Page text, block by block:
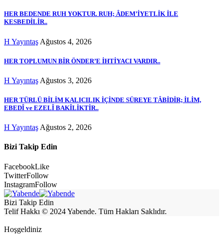
HER BEDENDE RUH YOKTUR. RUH; ÂDEM’İYETLİK İLE
KESBEDİLİR..
H Yayıntaş Ağustos 4, 2026
HER TOPLUMUN BİR ÖNDER’E İHTİYACI VARDIR..
H Yayıntaş Ağustos 3, 2026
HER TÜRLÜ BİLİM KALICILIK İÇİNDE SÜREYE TÂBİDİR; İLİM,
EBEDÎ ve EZELÎ BAKÎLİKTİR..
H Yayıntaş Ağustos 2, 2026
Bizi Takip Edin
FacebookLike
TwitterFollow
InstagramFollow
Bizi Takip Edin
Telif Hakkı © 2024 Yabende. Tüm Hakları Saklıdır.
Hoşgeldiniz